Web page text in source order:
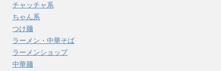
チャッチャ系
ちゃん系
つけ麺
ラーメン・中華そば
ラーメンショップ
中華麺